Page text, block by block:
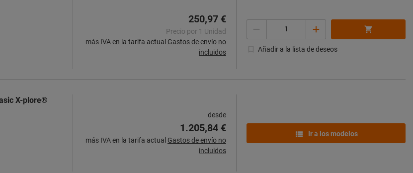
250,97 €
Precio por 1 Unidad
más IVA en la tarifa actual Gastos de envío no
incluidos
Añadir a la lista de deseos
X-plore®
desde
1.205,84 €
más IVA en la tarifa actual Gastos de envío no
incluidos
Ir a los modelos